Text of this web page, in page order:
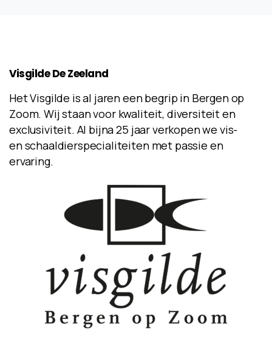
Visgilde DeZeeland
Het Visgilde is al jaren een begrip in Bergen op
Zoom. Wij staan voor kwaliteit, diversiteit en
exclusiviteit. Al bijna 25 jaar verkopen we vis-
en schaaldierspecialiteiten met passie en
ervaring.